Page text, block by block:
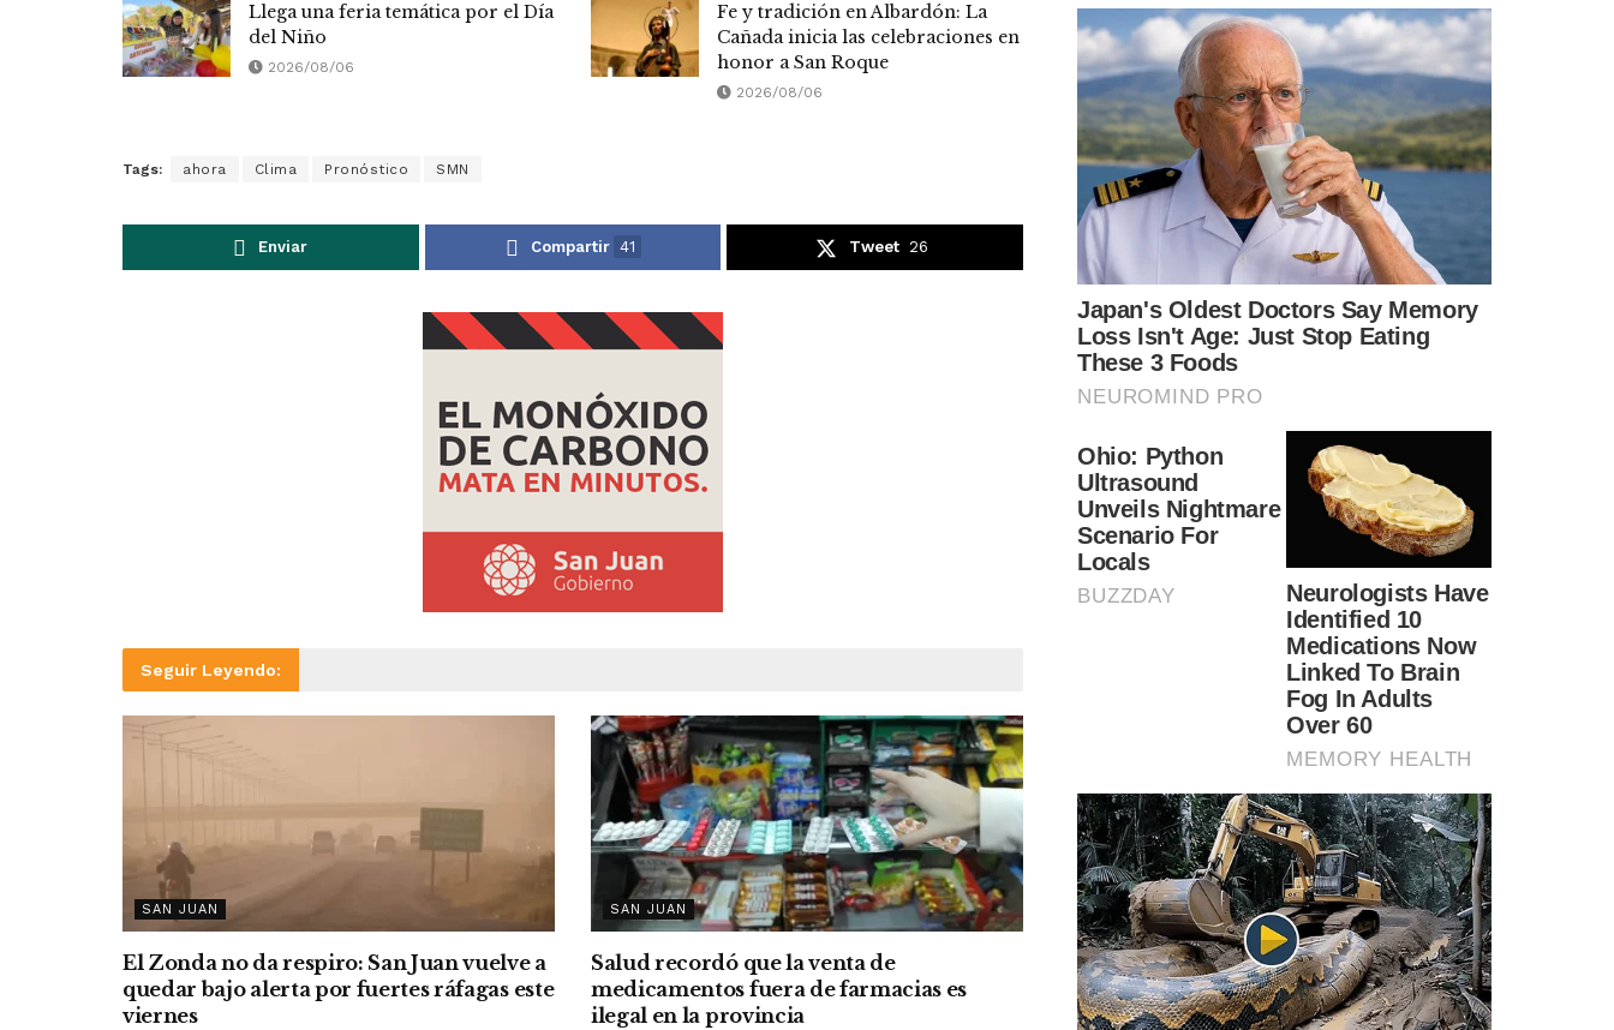
Llega una feria temática por el Día
del Niño
2026/08/06
Fe y tradición en Albardón: La
Cañada inicia las celebraciones en
honor a San Roque
2026/08/06
Tags: ahora Clima Pronóstico SMN
Enviar Compartir 41 Tweet 26
Seguir Leyendo:
SAN JUAN
El Zonda no da respiro: San Juan vuelve a
quedar bajo alerta por fuertes ráfagas este
viernes
SAN JUAN
Salud recordó que la venta de
medicamentos fuera de farmacias es
ilegal en la provincia